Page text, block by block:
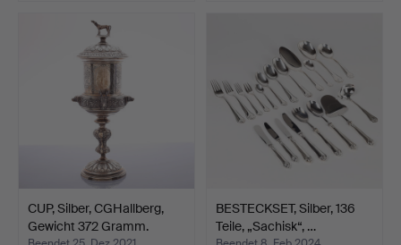
CUP, Silber, CGHallberg,
Gewicht 372 Gramm.
BESTECKSET, Silber, 136
Teile, „Sachisk“, …